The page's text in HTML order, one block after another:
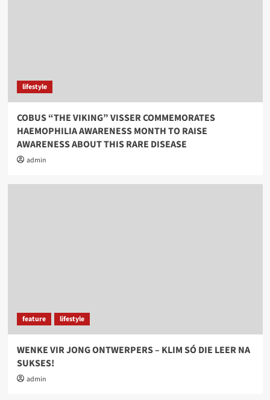
lifestyle
COBUS “THE VIKING” VISSER COMMEMORATES
HAEMOPHILIA AWARENESS MONTH TO RAISE
AWARENESS ABOUT THIS RARE DISEASE
admin
feature lifestyle
WENKE VIR JONG ONTWERPERS – KLIM SÓ DIE LEER NA
SUKSES!
admin